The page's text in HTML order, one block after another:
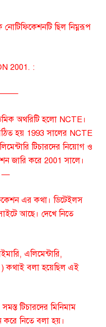
নোটিফিকেশনটি ছিল নিম্নরূপ
2001. :
অথরিটি হলো NCTE।
হয় 1993 সালের NCTE
টিচারদের নিয়োগ ও
জারি করে 2001 সালে।
—
এর কথা। ডিটেইলস
আছে। দেখে নিতে
এলিমেন্টারি,
) কথাই বলা হয়েছিল এই
টিচারদের মিনিমাম
করে নিতে বলা হয়।